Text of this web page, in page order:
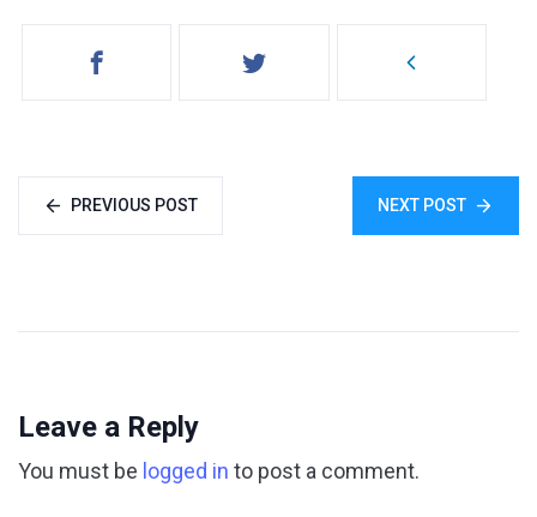
PREVIOUS POST NEXT POST
Leave a Reply
You must be logged in to post a comment.